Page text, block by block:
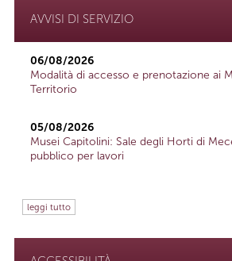
AVVISI DI SERVIZIO
06/08/2026
Modalità di accesso e prenotazione ai
Territorio
05/08/2026
Musei Capitolini: Sale degli Horti di
pubblico per lavori
leggi tutto